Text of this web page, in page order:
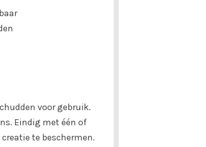
voor gebruik.
Eindig met één of
te beschermen.